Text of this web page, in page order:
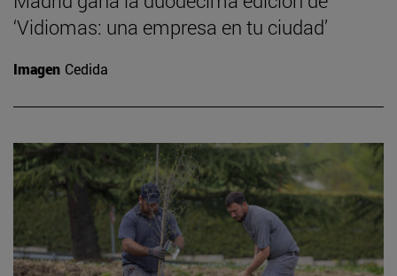
‘Vidiomas: una empresa en tu ciudad’
Imagen Cedida